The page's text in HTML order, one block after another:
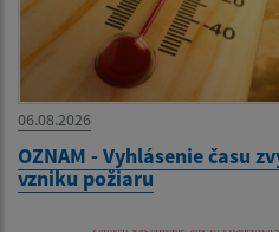
06.08.2026
OZNAM - Vyhlásenie času
vzniku požiaru